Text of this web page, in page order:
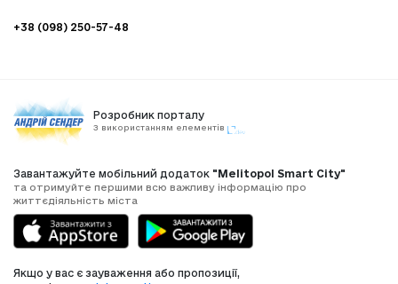
+38 (098) 250-57-48
Розробник порталу
З використанням елементів
Завантажуйте мобільний додаток "Melitopol Smart City"
та отримуйте першими всю важливу інформацію про
життєдіяльність міста
Якщо у вас є зауваження або пропозиції,